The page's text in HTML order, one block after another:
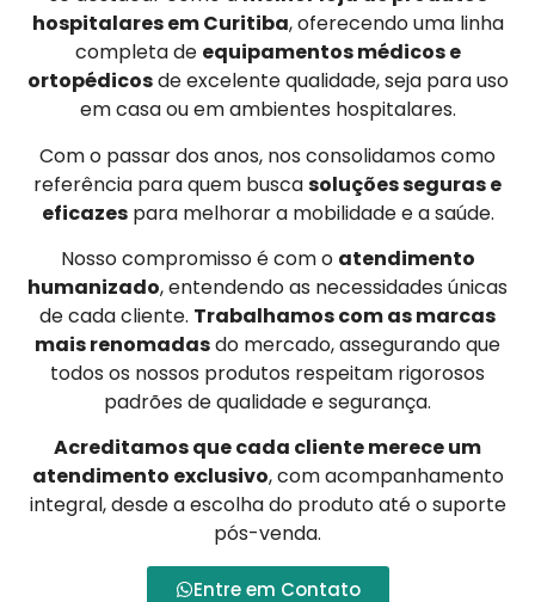
hospitalares em Curitiba, oferecendo uma linha
completa de equipamentos médicos e
ortopédicosde excelente qualidade, seja para uso
em casa ou em ambientes hospitalares.
Com o passar dos anos, nos consolidamos como
referência para quem buscasoluções seguras e
eficazespara melhorar a mobilidade e a saúde.
Nosso compromisso é com o atendimento
humanizado, entendendo as necessidades únicas
de cada cliente. Trabalhamos com as marcas
mais renomadasdo mercado, assegurando que
todos os nossos produtos respeitam rigorosos
padrões de qualidade e segurança.
Acreditamos que cada cliente merece um
atendimento exclusivo, com acompanhamento
integral, desde a escolha do produto até o suporte
pós-venda.
Entre em Contato